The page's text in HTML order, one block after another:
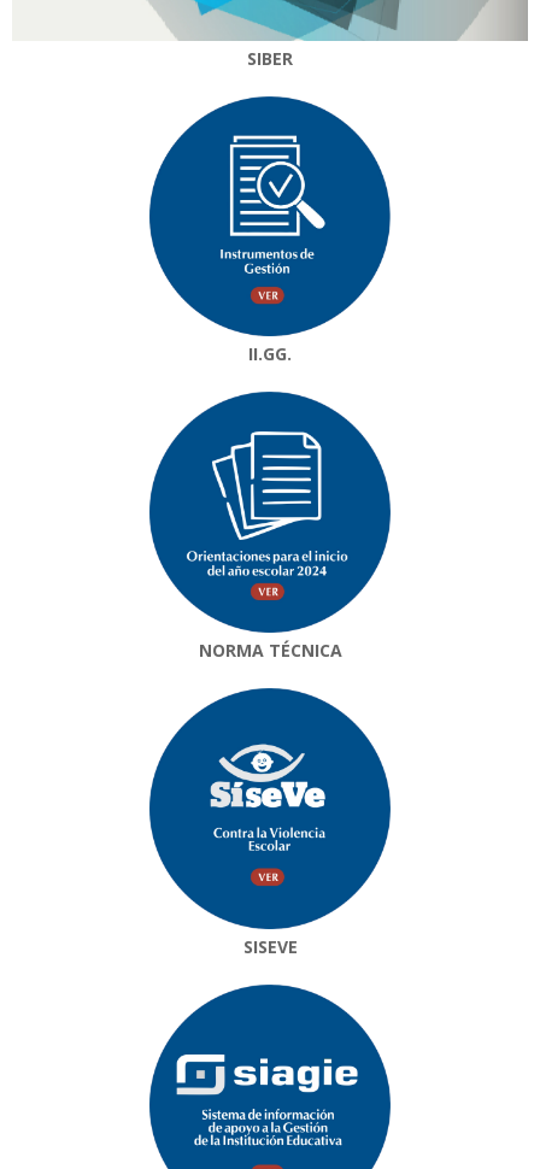
SIBER
II.GG.
NORMA TÉCNICA
SISEVE